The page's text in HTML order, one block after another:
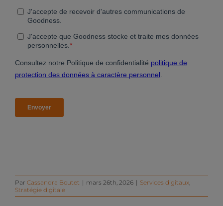
Par Cassandra Boutet | mars 26th, 2026 | Services digitaux
Stratégie digitale